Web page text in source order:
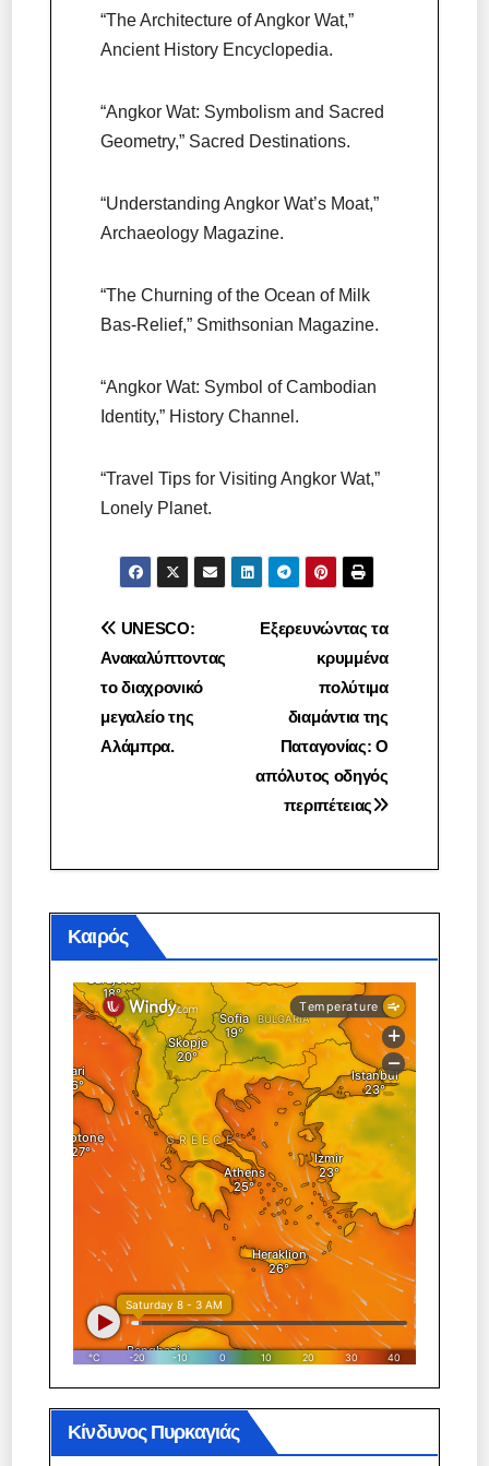
“The Architecture of Angkor Wat,”
Ancient History Encyclopedia.
“Angkor Wat: Symbolism and Sacred
Geometry,” Sacred Destinations.
“Understanding Angkor Wat’s Moat,”
Archaeology Magazine.
“The Churning of the Ocean of Milk
Bas-Relief,” Smithsonian Magazine.
“Angkor Wat: Symbol of Cambodian
Identity,” History Channel.
“Travel Tips for Visiting Angkor Wat,”
Lonely Planet.
Πλοήγηση
άρθρων
Εξερευνώντας τα
κρυμμένα
πολύτιμα
διαμάντια της
Παταγονίας: Ο
απόλυτος οδηγός
περιπέτειας
UNESCO:
Ανακαλύπτοντας
το διαχρονικό
μεγαλείο της
Αλάμπρα.
Καιρός
Κίνδυνος Πυρκαγιάς